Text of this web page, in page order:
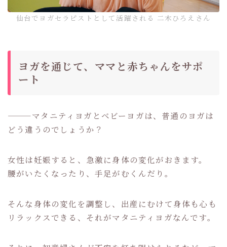
仙台でヨガセラピストとして活躍される 二木ひろえさん
ヨガを通じて、ママと赤ちゃんをサポ
ート
———マタニティヨガとベビーヨガは、普通のヨガは
どう違うのでしょうか？
女性は妊娠すると、急激に身体の変化がおきます。
腰がいたくなったり、手足がむくんだり。
そんな身体の変化を調整し、出産にむけて身体も心も
リラックスできる、それがマタニティヨガなんです。